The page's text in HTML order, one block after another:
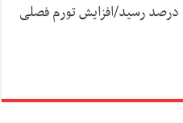
تورم نقطه‌به‌نقطه خدمات به ۵۸ درصد رسید/افزایش تورم فصلی